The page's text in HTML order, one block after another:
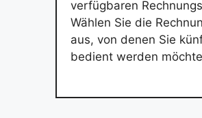
verfügbaren
Wählen Sie die
aus, von denen Sie
bedient werden